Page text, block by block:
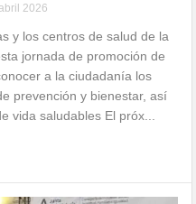
2026
y los centros de salud de la
jornada de promoción de
a la ciudadanía los
prevención y bienestar, así
vida saludables El próx...